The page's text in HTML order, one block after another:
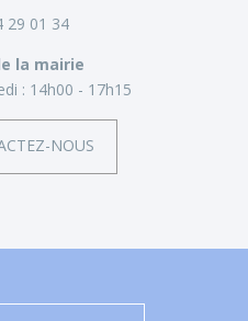
29 01 34
la mairie
: 14h00 - 17h15
NOUS